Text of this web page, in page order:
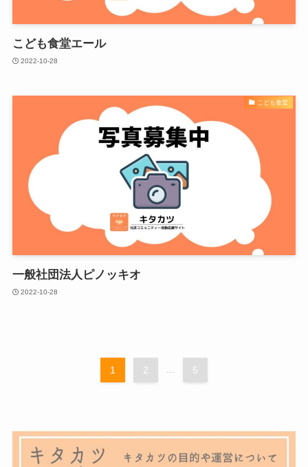
こども食堂エール
2022-10-28
こども食堂
一般社団法人ピノッキオ
2022-10-28
1 2 ... 5